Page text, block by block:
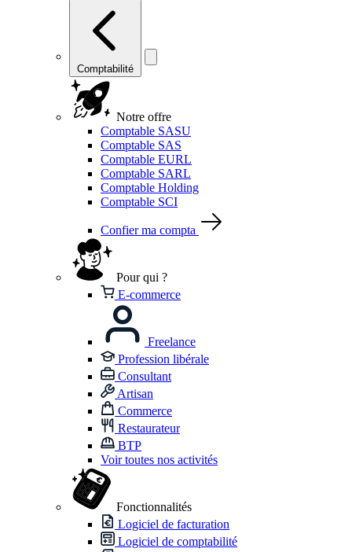
Comptabilité
Notre offre
Comptable SASU
Comptable SAS
Comptable EURL
Comptable SARL
Comptable Holding
Comptable SCI
Confier ma compta
Pour qui ?
E-commerce
Freelance
Profession libérale
Consultant
Artisan
Commerce
Restaurateur
BTP
Voir toutes nos activités
Fonctionnalités
Logiciel de facturation
Logiciel de comptabilité